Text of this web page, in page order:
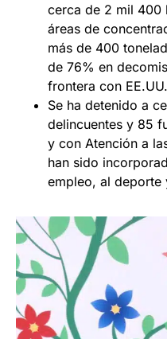
cerca de 2 mil 400
áreas de
más de 400
de 76% en
frontera con EE.UU.
Se ha detenido a
delincuentes y 85
y con Atención a
han sido
empleo, al deporte